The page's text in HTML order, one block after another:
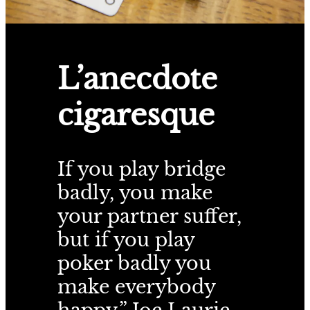
L’anecdote
cigaresque
If you play bridge
badly, you make
your partner suffer,
but if you play
poker badly you
make everybody